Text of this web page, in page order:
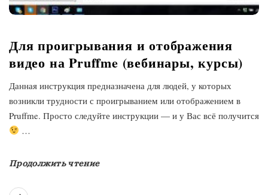
Для проигрывания и отображения
видео на Pruffme (вебинары, курсы)
Данная инструкция предназначена для людей, у которых
возникли трудности с проигрыванием или отображением в
Pruffme. Просто следуйте инструкции — и у Вас всё получится
…
Продолжить чтение